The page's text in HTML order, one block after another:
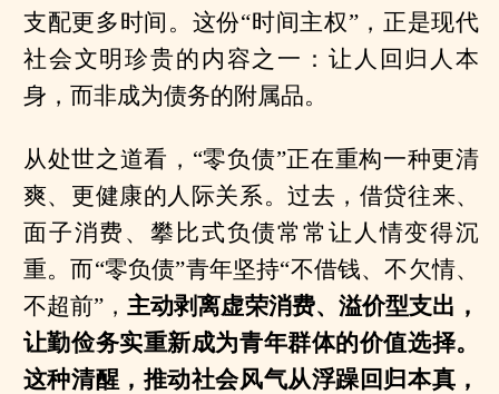
支配更多时间。这份“时间主权”，正是现代
社会文明珍贵的内容之一：让人回归人本
身，而非成为债务的附属品。
从处世之道看，“零负债”正在重构一种更清
爽、更健康的人际关系。过去，借贷往来、
面子消费、攀比式负债常常让人情变得沉
重。而“零负债”青年坚持“不借钱、不欠情、
不超前”，主动剥离虚荣消费、溢价型支出，
让勤俭务实重新成为青年群体的价值选择。
这种清醒，推动社会风气从浮躁回归本真，